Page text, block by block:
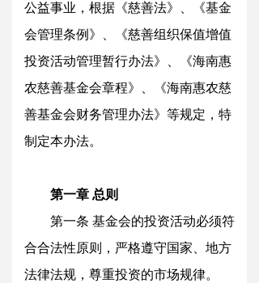
公益事业，根据《慈善法》、《基金
会管理条例》、《慈善组织保值增值
投资活动管理暂行办法》、《海南惠
农慈善基金会章程》、《海南惠农慈
善基金会财务管理办法》等规定，特
制定本办法。
第一章 总则
第一条 基金会的投资活动必须符
合合法性原则，严格遵守国家、地方
法律法规，尊重投资的市场规律。